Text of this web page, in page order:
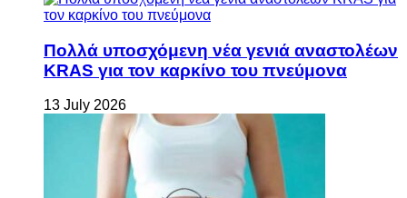
Πολλά υποσχόμενη νέα γενιά αναστολέων
KRAS για τον καρκίνο του πνεύμονα
13 July 2026